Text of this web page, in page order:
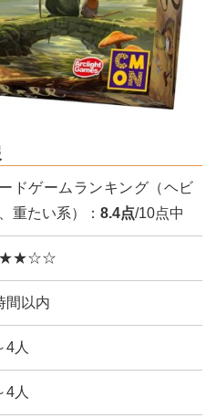
ドゲームランキング（ヘビ
重たい系）： 8.4点/10点中
間以内
4人
4人